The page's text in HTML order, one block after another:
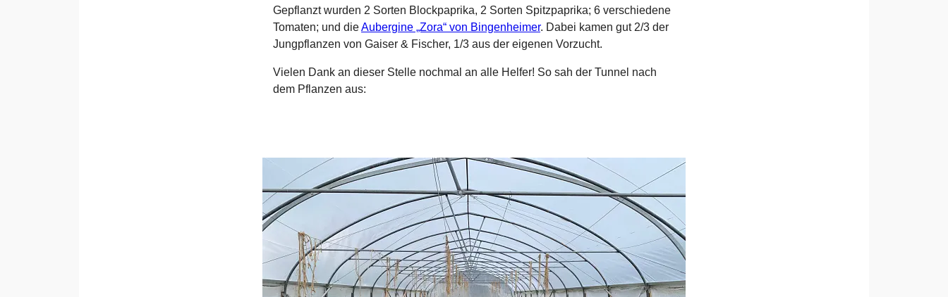
Gepflanzt wurden 2 Sorten Blockpaprika, 2 Sorten Spitzpaprika; 6 verschiedene
Tomaten; und dieAubergine „Zora“ von Bingenheimer. Dabei kamen gut 2/3 der
Jungpflanzen von Gaiser & Fischer, 1/3 aus der eigenen Vorzucht.
Vielen Dank an dieser Stelle nochmal an alle Helfer! So sah der Tunnel nach
dem Pflanzen aus: